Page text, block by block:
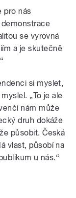
pro nás
se vyrovná
a je skutečně
si myslet,
„To je ale
nám může
druh dokáže
působit. Česká
vlast, působí na
u nás.“